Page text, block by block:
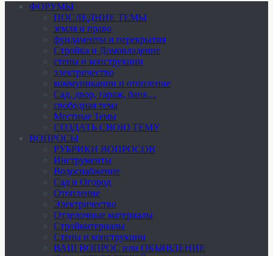
ФОРУМЫ
ПОСЛЕДНИЕ ТЕМЫ
земля и право
фундаменты и перекрытия
Стройка и Домовладение
стены и конструкции
электричество
коммуникации и отопление
Cад, двор, гараж, баня…
свободная тема
Местные Темы
СОЗДАТЬ СВОЮ ТЕМУ
ВОПРОСЫ
РУБРИКИ ВОПРОСОВ
Инструменты
Водоснабжение
Сад и Огород
Отопление
Электричество
Отделочные материалы
Стройматериалы
Стены и конструкции
ВАШ ВОПРОС или ОБЪЯВЛЕНИЕ